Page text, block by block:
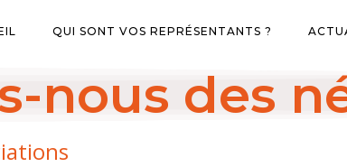
QUI SONT VOS REPRÉSENTANTS ?
nous des